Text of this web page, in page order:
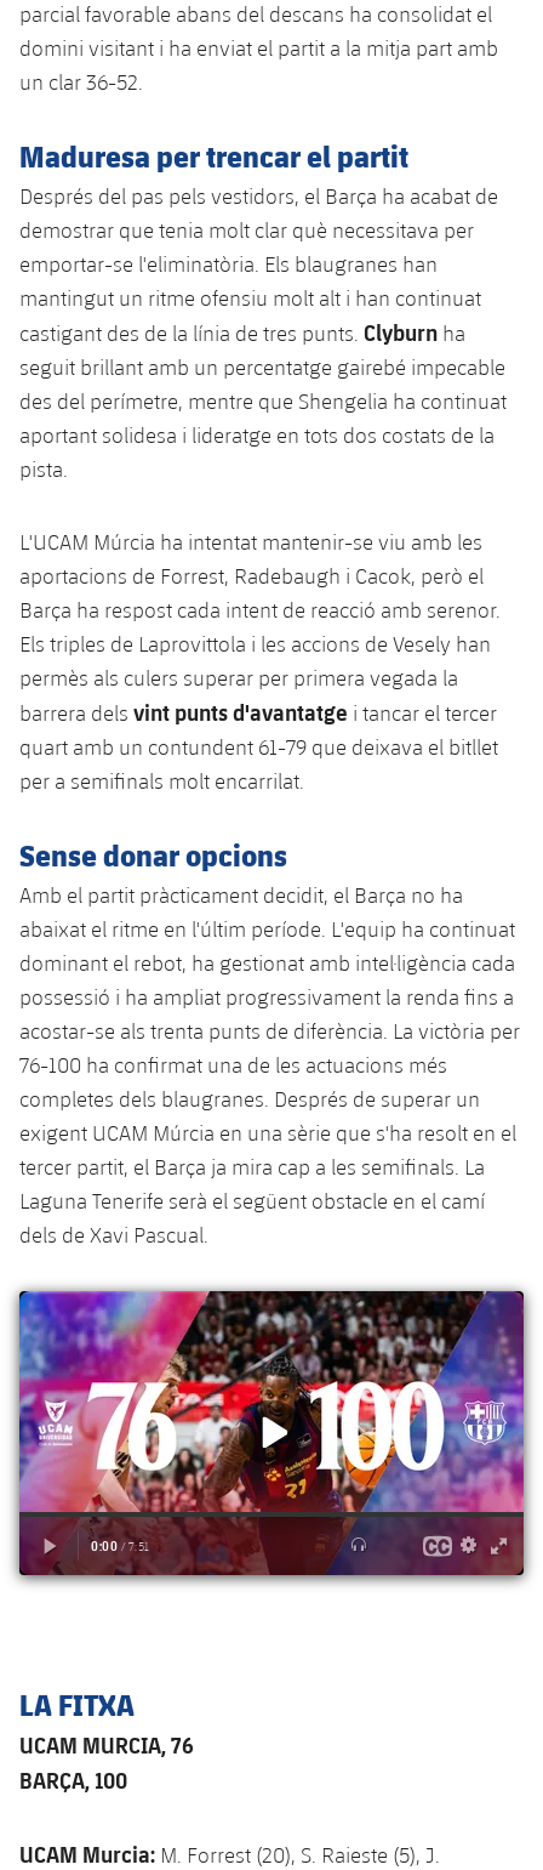
parcial favorable abans del descans ha consolidat el
domini visitant i ha enviat el partit a la mitja part amb
un clar 36-52.
Maduresa per trencar el partit
Després del pas pels vestidors, el Barça ha acabat de
demostrar que tenia molt clar què necessitava per
emportar-se l'eliminatòria. Els blaugranes han
mantingut un ritme ofensiu molt alt i han continuat
castigant des de la línia de tres punts. Clyburn ha
seguit brillant amb un percentatge gairebé impecable
des del perímetre, mentre que Shengelia ha continuat
aportant solidesa i lideratge en tots dos costats de la
pista.
L'UCAM Múrcia ha intentat mantenir-se viu amb les
aportacions de Forrest, Radebaugh i Cacok, però el
Barça ha respost cada intent de reacció amb serenor.
Els triples de Laprovittola i les accions de Vesely han
permès als culers superar per primera vegada la
barrera dels vint punts d'avantatge i tancar el tercer
quart amb un contundent 61-79 que deixava el bitllet
per a semifinals molt encarrilat.
Sense donar opcions
Amb el partit pràcticament decidit, el Barça no ha
abaixat el ritme en l'últim període. L'equip ha continuat
dominant el rebot, ha gestionat amb intel·ligència cada
possessió i ha ampliat progressivament la renda fins a
acostar-se als trenta punts de diferència. La victòria per
76-100 ha confirmat una de les actuacions més
completes dels blaugranes. Després de superar un
exigent UCAM Múrcia en una sèrie que s'ha resolt en el
tercer partit, el Barça ja mira cap a les semifinals. La
Laguna Tenerife serà el següent obstacle en el camí
dels de Xavi Pascual.
LA FITXA
UCAM MURCIA, 76
BARÇA, 100
UCAM Murcia: M. Forrest (20), S. Raieste (5), J.